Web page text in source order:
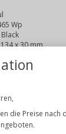
Wp
x 30 mm
die Preise nach